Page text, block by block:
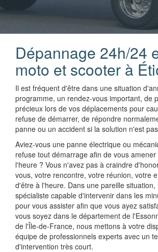
Dépannage 24h/24
moto et scooter à
Il est fréquent d'être dans une situation
programme, un rendez-vous important, de
précieux lors de vos déplacements pour
refuse de démarrer, de répondre
panne ou un accident si la solution n'est
Aviez-vous une panne électrique ou
refuse tout démarrage afin de vous
l'heure ? Vous n'avez pas à craindre
vous, votre rencontre, votre réunion, votre
d'être à l'heure. Dans une pareille situation,
spécialiste capable d'intervenir dans les
pour vous assister afin que vous ayez
vous soyez dans le département de
de l'Île-de-France, nous mettons à votre
équipe de professionnels experts avec un
d'intervention très court.